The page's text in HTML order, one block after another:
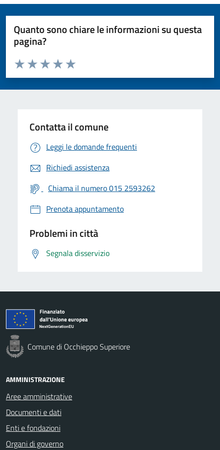
Quanto sono chiare le informazioni su questa
pagina?
Valuta da 1 a 5 stelle la pagina
Valuta 5 stelle su 5
Valuta 4 stelle su 5
Valuta 3 stelle su 5
Valuta 2 stelle su 5
Valuta 1 stelle su 5
Contatta il comune
Leggi le domande frequenti
Richiedi assistenza
Chiama il numero 015 2593262
Prenota appuntamento
Problemi in città
Segnala disservizio
Comune di Occhieppo Superiore
AMMINISTRAZIONE
Aree amministrative
Documenti e dati
Enti e fondazioni
Organi di governo